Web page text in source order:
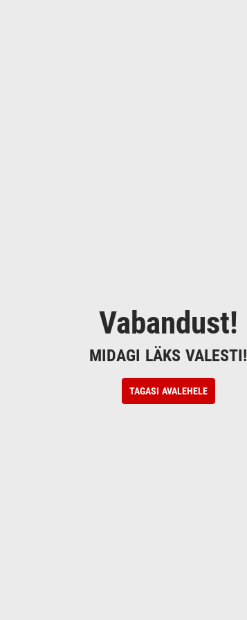
Vabandust!
MIDAGI LÄKS VALESTI!
TAGASI AVALEHELE